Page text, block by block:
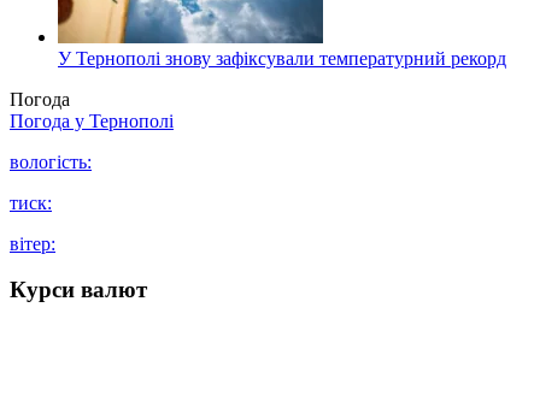
У Тернополі знову зафіксували температурний рекорд
Погода
Погода у Тернополі
вологість:
тиск:
вітер:
Курси валют